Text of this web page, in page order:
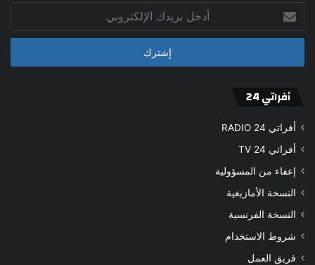
أدخل
بريدك
الإلكتروني
أفراتي 24
أفراتي 24 RADIO
أفراتي 24 TV
إعفاء من المسؤولية
النسخة الأمازيغية
النسخة الفرنسية
شروط الاستخدام
فريق العمل